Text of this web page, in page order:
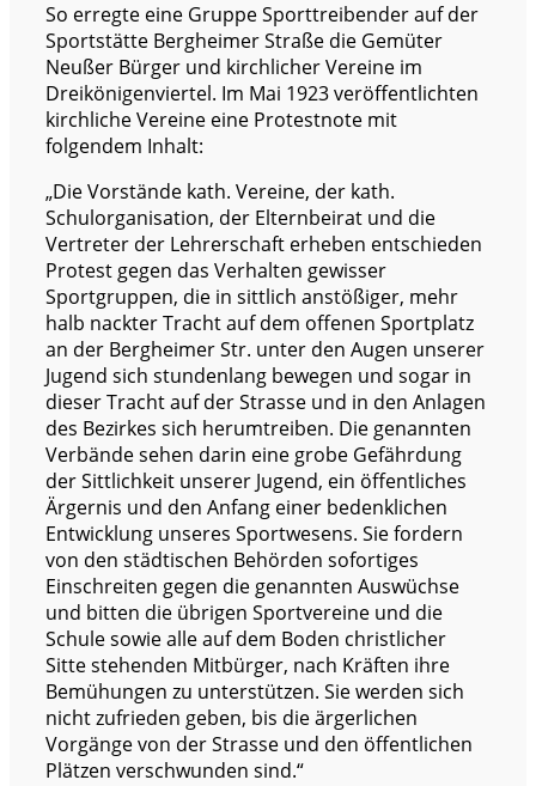
So erregte eine Gruppe Sporttreibender auf der
Sportstätte Bergheimer Straße die Gemüter
Neußer Bürger und kirchlicher Vereine im
Dreikönigenviertel. Im Mai 1923 veröffentlichten
kirchliche Vereine eine Protestnote mit
folgendem Inhalt:
„Die Vorstände kath. Vereine, der kath.
Schulorganisation, der Elternbeirat und die
Vertreter der Lehrerschaft erheben entschieden
Protest gegen das Verhalten gewisser
Sportgruppen, die in sittlich anstößiger, mehr
halb nackter Tracht auf dem offenen Sportplatz
an der Bergheimer Str. unter den Augen unserer
Jugend sich stundenlang bewegen und sogar in
dieser Tracht auf der Strasse und in den Anlagen
des Bezirkes sich herumtreiben. Die genannten
Verbände sehen darin eine grobe Gefährdung
der Sittlichkeit unserer Jugend, ein öffentliches
Ärgernis und den Anfang einer bedenklichen
Entwicklung unseres Sportwesens. Sie fordern
von den städtischen Behörden sofortiges
Einschreiten gegen die genannten Auswüchse
und bitten die übrigen Sportvereine und die
Schule sowie alle auf dem Boden christlicher
Sitte stehenden Mitbürger, nach Kräften ihre
Bemühungen zu unterstützen. Sie werden sich
nicht zufrieden geben, bis die ärgerlichen
Vorgänge von der Strasse und den öffentlichen
Plätzen verschwunden sind.“